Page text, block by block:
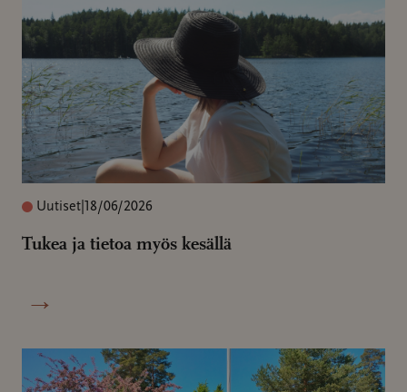
Uutiset 18/06/2026
Tukea ja tietoa myös kesällä
→